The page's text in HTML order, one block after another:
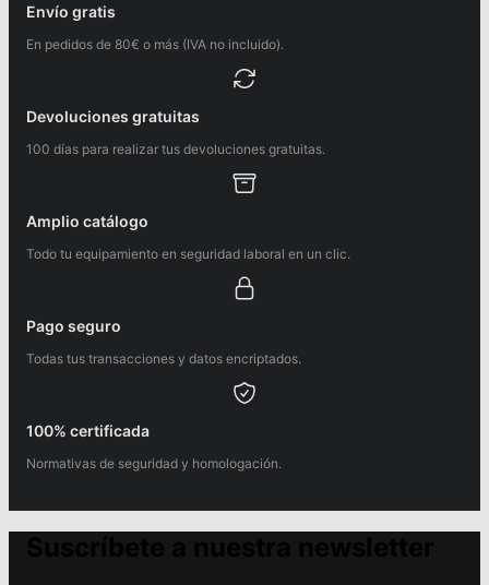
Envío gratis
En pedidos de 80€ o más (IVA no incluido).
Devoluciones gratuitas
100 días para realizar tus devoluciones gratuitas.
Amplio catálogo
Todo tu equipamiento en seguridad laboral en un clic.
Pago seguro
Todas tus transacciones y datos encriptados.
100% certificada
Normativas de seguridad y homologación.